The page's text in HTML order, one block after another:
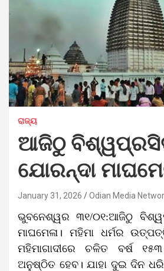
ରାଜ୍ୟ
ଆଜିଠୁ
ଯୋରନ୍ଦା
January 31, 2026 Odian Media
ଭୁବନେଶ୍ୱର ୩୧/୦୧:ଆଜିଠୁ
ମାଘମେଳା। ମହିମା ଧର୍ମର
ମହିମାଗାଦୀରେ ଚଳିତ ବର୍ଷ
ଅନୁଷ୍ଠିତ ହେବ। ଯାହା ଦୁଇ ଦିନ